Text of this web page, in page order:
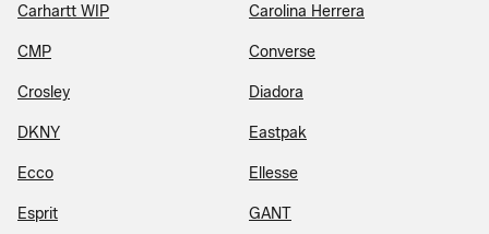
Carhartt WIP Carolina Herrera
CMP Converse
Crosley Diadora
DKNY Eastpak
Ecco Ellesse
Esprit GANT